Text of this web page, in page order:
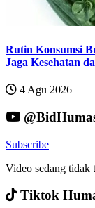
Rutin Konsumsi
Jaga Kesehatan
4 Agu 2026
Subscribe
Video sedang tidak
Tiktok